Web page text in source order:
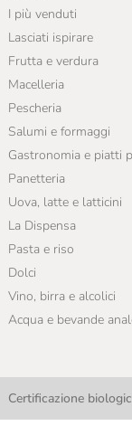
I più venduti
Lasciati ispirare
Frutta e verdura
Macelleria
Pescheria
Salumi e formaggi
Gastronomia e piatti
Panetteria
Uova, latte e latticini
La Dispensa
Pasta e riso
Dolci
Vino, birra e alcolici
Acqua e bevande
Certificazione